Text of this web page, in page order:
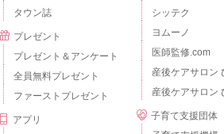
タウン誌
プレゼント
プレゼント＆アンケート
全員無料プレゼント
ファーストプレゼント
アプリ
シッテク
ヨムーノ
医師監修.com
産後ケアサロン
産後ケアサロン
子育て支援団体